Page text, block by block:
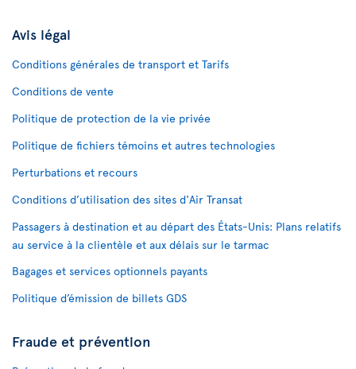
Avis légal
Conditions générales de transport et Tarifs
Conditions de vente
Politique de protection de la vie privée
Politique de fichiers témoins et autres technologies
Perturbations et recours
Conditions d’utilisation des sites d'Air Transat
Passagers à destination et au départ des États-Unis: Plans relatifs
au service à la clientèle et aux délais sur le tarmac
Bagages et services optionnels payants
Politique d’émission de billets GDS
Fraude et prévention